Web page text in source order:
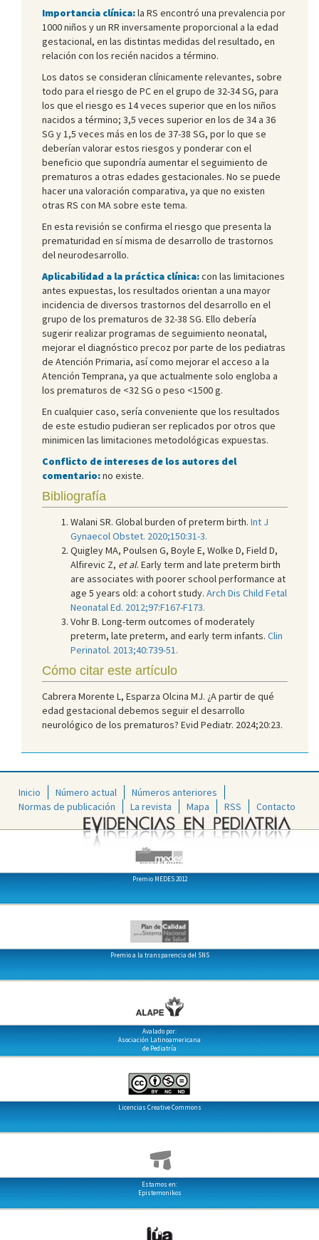
Importancia clínica:la RS encontró una prevalencia por
1000 niños y un RR inversamente proporcional a la edad
gestacional, en las distintas medidas del resultado, en
relación con los recién nacidos a término.
Los datos se consideran clínicamente relevantes, sobre
todo para el riesgo de PC en el grupo de 32-34 SG, para
los que el riesgo es 14 veces superior que en los niños
nacidos a término; 3,5 veces superior en los de 34 a 36
SG y 1,5 veces más en los de 37-38 SG, por lo que se
deberían valorar estos riesgos y ponderar con el
beneficio que supondría aumentar el seguimiento de
prematuros a otras edades gestacionales. No se puede
hacer una valoración comparativa, ya que no existen
otras RS con MA sobre este tema.
En esta revisión se confirma el riesgo que presenta la
prematuridad en sí misma de desarrollo de trastornos
del neurodesarrollo.
Aplicabilidad a la práctica clínica:con las limitaciones
antes expuestas, los resultados orientan a una mayor
incidencia de diversos trastornos del desarrollo en el
grupo de los prematuros de 32-38 SG. Ello debería
sugerir realizar programas de seguimiento neonatal,
mejorar el diagnóstico precoz por parte de los pediatras
de Atención Primaria, así como mejorar el acceso a la
Atención Temprana, ya que actualmente solo engloba a
los prematuros de <32 SG o peso <1500 g.
En cualquier caso, sería conveniente que los resultados
de este estudio pudieran ser replicados por otros que
minimicen las limitaciones metodológicas expuestas.
Conflicto de intereses de los autores del
comentario:no existe.
Bibliografía
Walani SR. Global burden of preterm birth. Int J
Gynaecol Obstet. 2020;150:31-3.
Quigley MA, Poulsen G, Boyle E, Wolke D, Field D,
Alfirevic Z, et al. Early term and late preterm birth
are associates with poorer school performance at
age 5 years old: a cohort study. Arch Dis Child Fetal
Neonatal Ed. 2012;97:F167-F173.
Vohr B. Long-term outcomes of moderately
preterm, late preterm, and early term infants. Clin
Perinatol. 2013;40:739-51.
Cómo citar este artículo
Cabrera Morente L, Esparza Olcina MJ. ¿A partir de qué
edad gestacional debemos seguir el desarrollo
neurológico de los prematuros? Evid Pediatr. 2024;20:23.
Inicio Número actual
Números anteriores
Normas de publicación
La revista Mapa RSS Contacto
Premio MEDES 2012
Premio a la transparencia del SNS
Avalado por:
Asociación Latinoamericana
de Pediatría
Licencias Creative Commons
Estamos en:
Epistemonikos